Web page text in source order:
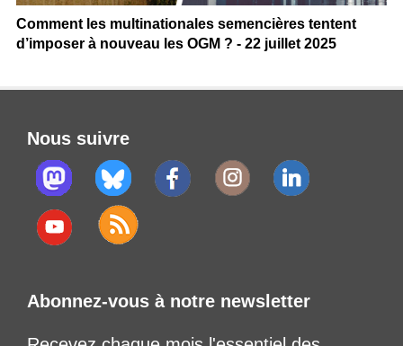
Comment les multinationales semencières tentent
d’imposer à nouveau les OGM ? - 22 juillet 2025
Nous suivre
Abonnez-vous à notre newsletter